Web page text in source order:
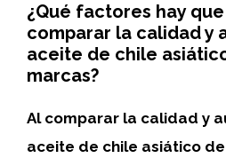
¿Qué factores hay
comparar la calidad y
aceite de chile
marcas?
Al comparar la calidad y
aceite de chile asiático